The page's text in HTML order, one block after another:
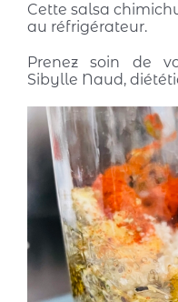
Cette salsa
au réfrigérateur.
Prenez soin de
Sibylle Naud,